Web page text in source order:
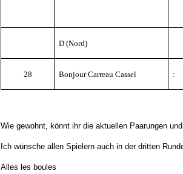
D (Nord)
28 Bonjour Carreau Cassel :
Wie gewohnt, könnt ihr die aktuellen Paarungen
Ich wünsche allen Spielern auch in der dritten
Alles les boules